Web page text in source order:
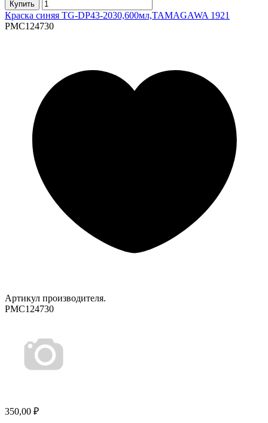
Купить
Краска синяя TG-DP43-2030,600мл,TAMAGAWA 1921
PMC124730
Артикул производителя.
PMC124730
350,00 ₽